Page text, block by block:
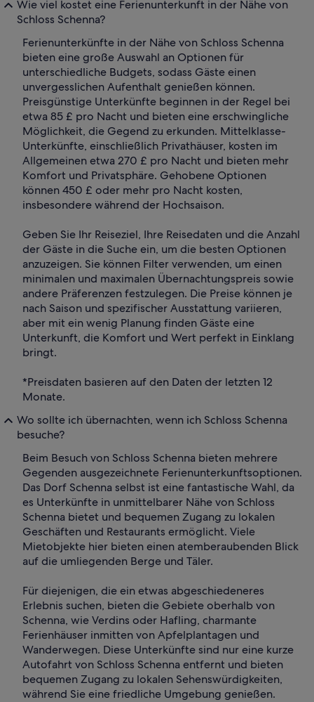
Wie viel kostet eine Ferienunterkunft in der Nähe von
Schloss Schenna?
Ferienunterkünfte in der Nähe von Schloss Schenna
bieten eine große Auswahl an Optionen für
unterschiedliche Budgets, sodass Gäste einen
unvergesslichen Aufenthalt genießen können.
Preisgünstige Unterkünfte beginnen in der Regel bei
etwa 85 £ pro Nacht und bieten eine erschwingliche
Möglichkeit, die Gegend zu erkunden. Mittelklasse-
Unterkünfte, einschließlich Privathäuser, kosten im
Allgemeinen etwa 270 £ pro Nacht und bieten mehr
Komfort und Privatsphäre. Gehobene Optionen
können 450 £ oder mehr pro Nacht kosten,
insbesondere während der Hochsaison.
Geben Sie Ihr Reiseziel, Ihre Reisedaten und die Anzahl
der Gäste in die Suche ein, um die besten Optionen
anzuzeigen. Sie können Filter verwenden, um einen
minimalen und maximalen Übernachtungspreis sowie
andere Präferenzen festzulegen. Die Preise können je
nach Saison und spezifischer Ausstattung variieren,
aber mit ein wenig Planung finden Gäste eine
Unterkunft, die Komfort und Wert perfekt in Einklang
bringt.
*Preisdaten basieren auf den Daten der letzten 12
Monate.
Wo sollte ich übernachten, wenn ich Schloss Schenna
besuche?
Beim Besuch von Schloss Schenna bieten mehrere
Gegenden ausgezeichnete Ferienunterkunftsoptionen.
Das Dorf Schenna selbst ist eine fantastische Wahl, da
es Unterkünfte in unmittelbarer Nähe von Schloss
Schenna bietet und bequemen Zugang zu lokalen
Geschäften und Restaurants ermöglicht. Viele
Mietobjekte hier bieten einen atemberaubenden Blick
auf die umliegenden Berge und Täler.
Für diejenigen, die ein etwas abgeschiedeneres
Erlebnis suchen, bieten die Gebiete oberhalb von
Schenna, wie Verdins oder Hafling, charmante
Ferienhäuser inmitten von Apfelplantagen und
Wanderwegen. Diese Unterkünfte sind nur eine kurze
Autofahrt von Schloss Schenna entfernt und bieten
bequemen Zugang zu lokalen Sehenswürdigkeiten,
während Sie eine friedliche Umgebung genießen.